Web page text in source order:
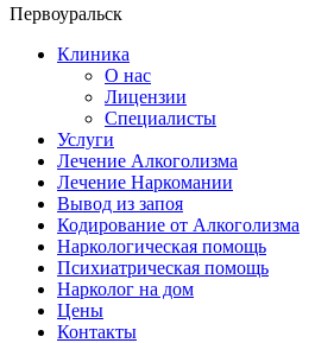
Первоуральск
Клиника
О нас
Лицензии
Специалисты
Услуги
Лечение Алкоголизма
Лечение Наркомании
Вывод из запоя
Кодирование от Алкоголизма
Наркологическая помощь
Психиатрическая помощь
Нарколог на дом
Цены
Контакты